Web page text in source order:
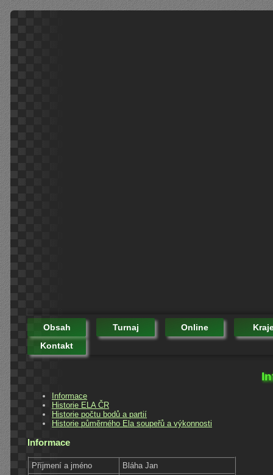
Obsah Turnaj Online
Kontakt
Informace
Historie ELA ČR
Historie počtu bodů a partií
Historie půměrného Ela soupeřů a výkonnosti
Informace
Příjmení a jméno
Bláha Jan